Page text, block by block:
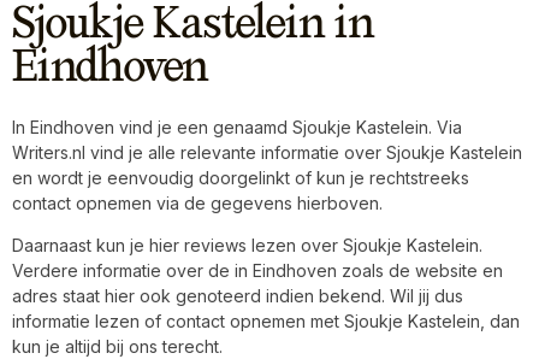
Sjoukje Kastelein in
Eindhoven
In Eindhoven vind je een genaamd Sjoukje Kastelein. Via
Writers.nl vind je alle relevante informatie over Sjoukje Kastelein
en wordt je eenvoudig doorgelinkt of kun je rechtstreeks
contact opnemen via de gegevens hierboven.
Daarnaast kun je hier reviews lezen over Sjoukje Kastelein.
Verdere informatie over de in Eindhoven zoals de website en
adres staat hier ook genoteerd indien bekend. Wil jij dus
informatie lezen of contact opnemen met Sjoukje Kastelein, dan
kun je altijd bij ons terecht.